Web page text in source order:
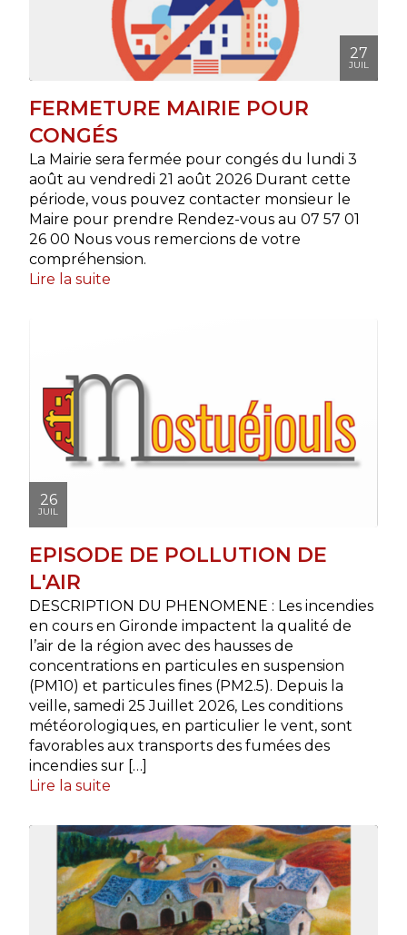
27
JUIL
FERMETURE MAIRIE POUR
CONGÉS
La Mairie sera fermée pour congés du lundi 3
août au vendredi 21 août 2026 Durant cette
période, vous pouvez contacter monsieur le
Maire pour prendre Rendez-vous au 07 57 01
26 00 Nous vous remercions de votre
compréhension.
Lire la suite
26
JUIL
EPISODE DE POLLUTION DE
L'AIR
DESCRIPTION DU PHENOMENE : Les incendies
en cours en Gironde impactent la qualité de
l’air de la région avec des hausses de
concentrations en particules en suspension
(PM10) et particules fines (PM2.5). Depuis la
veille, samedi 25 Juillet 2026, Les conditions
météorologiques, en particulier le vent, sont
favorables aux transports des fumées des
incendies sur […]
Lire la suite